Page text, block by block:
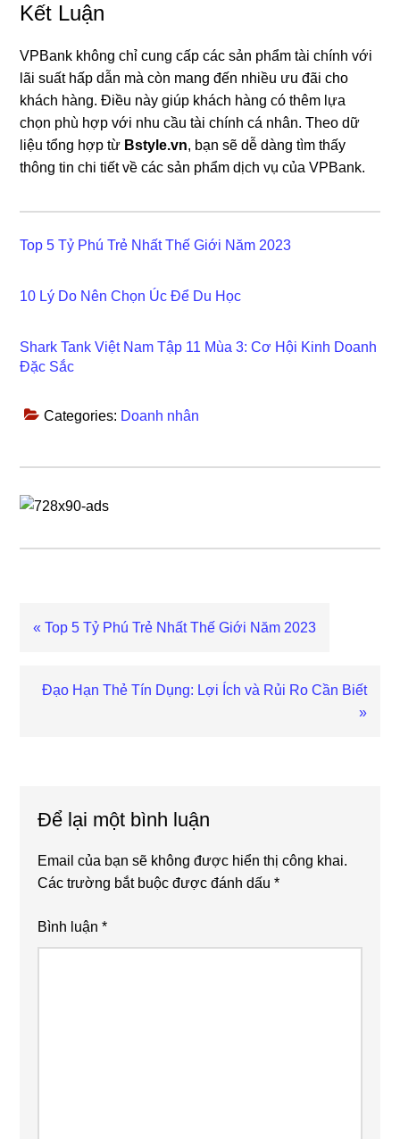
Kết Luận
VPBank không chỉ cung cấp các sản phẩm tài chính với
lãi suất hấp dẫn mà còn mang đến nhiều ưu đãi cho
khách hàng. Điều này giúp khách hàng có thêm lựa
chọn phù hợp với nhu cầu tài chính cá nhân. Theo dữ
liệu tổng hợp từ Bstyle.vn, bạn sẽ dễ dàng tìm thấy
thông tin chi tiết về các sản phẩm dịch vụ của VPBank.
Top 5 Tỷ Phú Trẻ Nhất Thế Giới Năm 2023
10 Lý Do Nên Chọn Úc Để Du Học
Shark Tank Việt Nam Tập 11 Mùa 3: Cơ Hội Kinh Doanh
Đặc Sắc
Categories: Doanh nhân
Previous
« Top 5 Tỷ Phú Trẻ Nhất Thế Giới Năm 2023
Next
Đạo Hạn Thẻ Tín Dụng: Lợi Ích và Rủi Ro Cần Biết
»
Để lại một bình luận
Email của bạn sẽ không được hiển thị công khai.
Các trường bắt buộc được đánh dấu*
Bình luận*